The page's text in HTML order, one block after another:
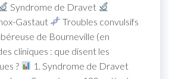
Syndrome de Dravet
Gastaut
Troubles convulsifs
de Bourneville (en
cliniques : que disent les
?
1. Syndrome de Dravet